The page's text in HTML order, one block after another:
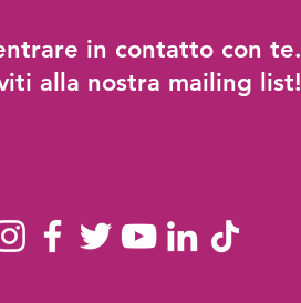
in contatto con te.
alla nostra mailing list!